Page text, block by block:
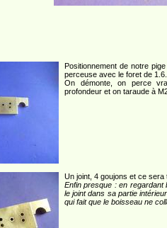
Positionnement de notre
perceuse avec le foret de 1.6.
On démonte, on perce
profondeur et on taraude à
Un joint, 4 goujons et ce sera
Enfin presque : en regardant
le joint dans sa partie
qui fait que le boisseau ne